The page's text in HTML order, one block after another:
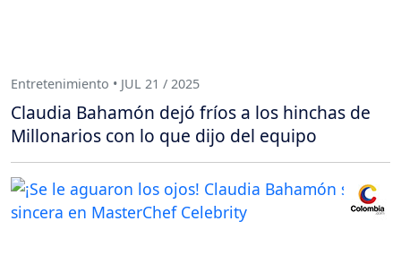
Entretenimiento • JUL 21 / 2025
Claudia Bahamón dejó fríos a los hinchas de
Millonarios con lo que dijo del equipo